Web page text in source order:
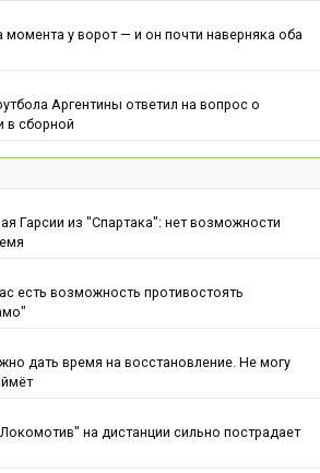
момента у ворот — и он почти наверняка оба
Аргентины ответил на вопрос о
в сборной
Гарсии из "Спартака": нет возможности
есть возможность противостоять
дать время на восстановление. Не могу
на дистанции сильно пострадает